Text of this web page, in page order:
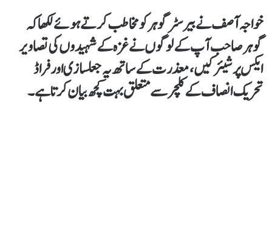
خواجہ آصف نےبیرسٹر گوہر کو مخاطب کرتےہوئےلکھا کہ
گوہرصاحب آپ کے لوگوں نےغزہ کےشہیدوں کی تصاویر
ایکس پرشیئر کیں، معذرت کےساتھ یہ جعلسازی اورفراڈ
تحریک انصاف کےکلچر سےمتعلق بہت کچھ بیان کرتا ہے۔